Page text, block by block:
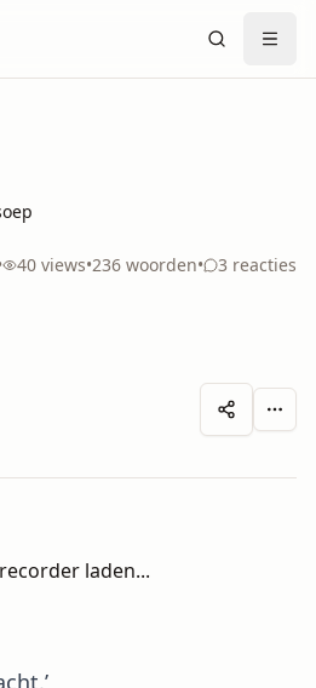
40 views•236 woorden• 3 reacties
laden...